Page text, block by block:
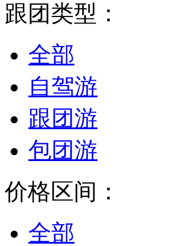
跟团类型：
全部
自驾游
跟团游
包团游
价格区间：
全部